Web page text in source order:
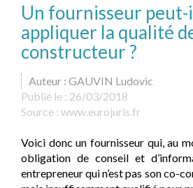
Un fournisseur peut-
appliquer la qualité
constructeur ?
Auteur : GAUVIN Ludovic
Publié le : 26/03/2018
Source : www.eurojuris.fr
Voici donc un fournisseur qui, au
obligation de conseil et
entrepreneur qui n’est pas son co-